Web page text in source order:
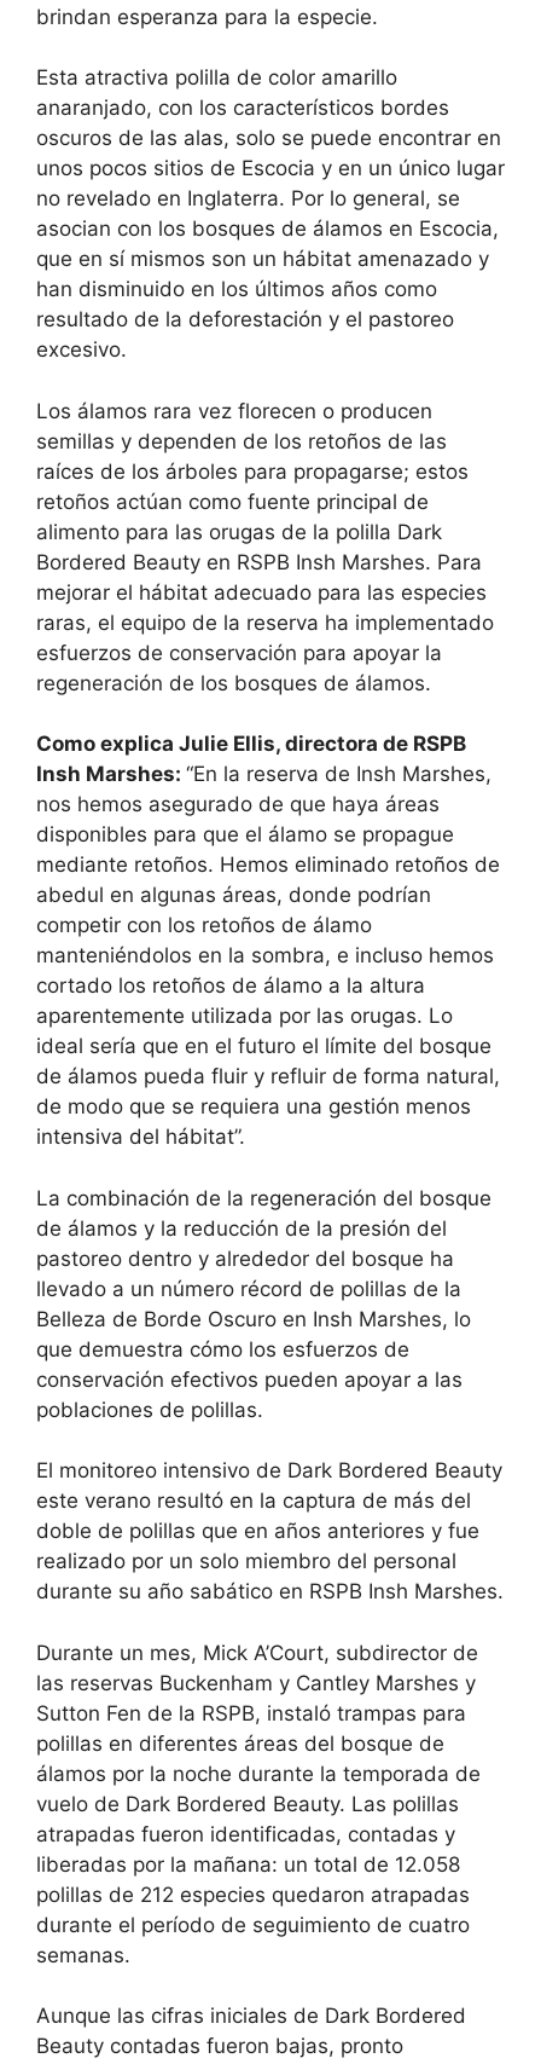
brindan esperanza para la especie.
Esta atractiva polilla de color amarillo
anaranjado, con los característicos bordes
oscuros de las alas, solo se puede encontrar en
unos pocos sitios de Escocia y en un único lugar
no revelado en Inglaterra. Por lo general, se
asocian con los bosques de álamos en Escocia,
que en sí mismos son un hábitat amenazado y
han disminuido en los últimos años como
resultado de la deforestación y el pastoreo
excesivo.
Los álamos rara vez florecen o producen
semillas y dependen de los retoños de las
raíces de los árboles para propagarse; estos
retoños actúan como fuente principal de
alimento para las orugas de la polilla Dark
Bordered Beauty en RSPB Insh Marshes. Para
mejorar el hábitat adecuado para las especies
raras, el equipo de la reserva ha implementado
esfuerzos de conservación para apoyar la
regeneración de los bosques de álamos.
Como explica Julie Ellis, directora de RSPB
Insh Marshes: “En la reserva de Insh Marshes,
nos hemos asegurado de que haya áreas
disponibles para que el álamo se propague
mediante retoños. Hemos eliminado retoños de
abedul en algunas áreas, donde podrían
competir con los retoños de álamo
manteniéndolos en la sombra, e incluso hemos
cortado los retoños de álamo a la altura
aparentemente utilizada por las orugas. Lo
ideal sería que en el futuro el límite del bosque
de álamos pueda fluir y refluir de forma natural,
de modo que se requiera una gestión menos
intensiva del hábitat”.
La combinación de la regeneración del bosque
de álamos y la reducción de la presión del
pastoreo dentro y alrededor del bosque ha
llevado a un número récord de polillas de la
Belleza de Borde Oscuro en Insh Marshes, lo
que demuestra cómo los esfuerzos de
conservación efectivos pueden apoyar a las
poblaciones de polillas.
El monitoreo intensivo de Dark Bordered Beauty
este verano resultó en la captura de más del
doble de polillas que en años anteriores y fue
realizado por un solo miembro del personal
durante su año sabático en RSPB Insh Marshes.
Durante un mes, Mick A’Court, subdirector de
las reservas Buckenham y Cantley Marshes y
Sutton Fen de la RSPB, instaló trampas para
polillas en diferentes áreas del bosque de
álamos por la noche durante la temporada de
vuelo de Dark Bordered Beauty. Las polillas
atrapadas fueron identificadas, contadas y
liberadas por la mañana: un total de 12.058
polillas de 212 especies quedaron atrapadas
durante el período de seguimiento de cuatro
semanas.
Aunque las cifras iniciales de Dark Bordered
Beauty contadas fueron bajas, pronto